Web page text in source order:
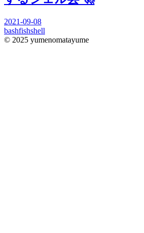
2021-09-08
bashfishshell
© 2025 yumenomatayume